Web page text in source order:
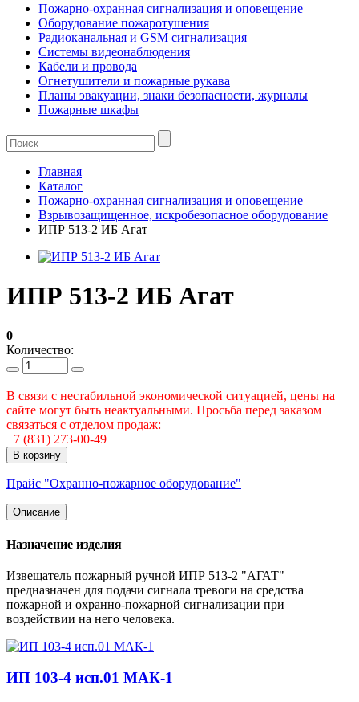
Пожарно-охранная сигнализация и оповещение
Оборудование пожаротушения
Радиоканальная и GSM сигнализация
Системы видеонаблюдения
Кабели и провода
Огнетушители и пожарные рукава
Планы эвакуации, знаки безопасности, журналы
Пожарные шкафы
Главная
Каталог
Пожарно-охранная сигнализация и оповещение
Взрывозащищенное, искробезопасное оборудование
ИПР 513-2 ИБ Агат
ИПР 513-2 ИБ Агат
0
Количество:
В связи с нестабильной экономической ситуацией, цены на
сайте могут быть неактуальными. Просьба перед заказом
связаться с отделом продаж:
+7 (831) 273-00-49
В корзину
Прайс "Охранно-пожарное оборудование"
Описание
Назначение изделия
Извещатель пожарный ручной ИПР 513-2 "АГАТ"
предназначен для подачи сигнала тревоги на средства
пожарной и охранно-пожарной сигнализации при
воздействии на него человека.
ИП 103-4 исп.01 МАК-1